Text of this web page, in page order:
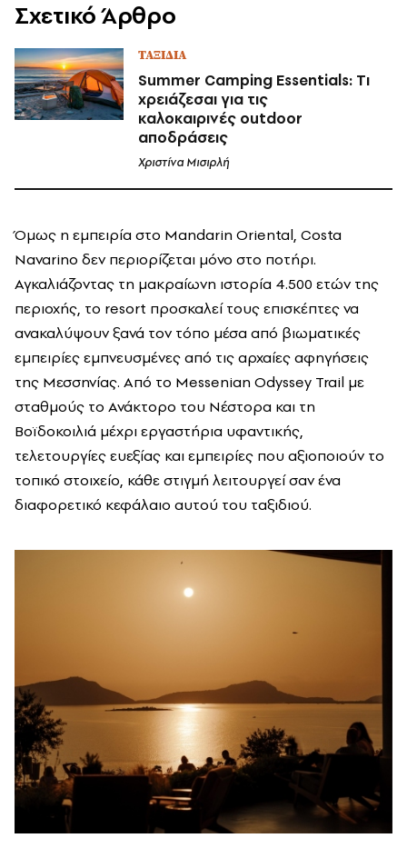
Σχετικό Άρθρο
ΤΑΞΙΔΙΑ
Summer Camping Essentials: Tι
χρειάζεσαι για τις
καλοκαιρινές outdoor
αποδράσεις
Χριστίνα Μισιρλή
Όμως η εμπειρία στο Mandarin Oriental, Costa
Navarino δεν περιορίζεται μόνο στο ποτήρι.
Αγκαλιάζοντας τη μακραίωνη ιστορία 4.500 ετών της
περιοχής, το resort προσκαλεί τους επισκέπτες να
ανακαλύψουν ξανά τον τόπο μέσα από βιωματικές
εμπειρίες εμπνευσμένες από τις αρχαίες αφηγήσεις
της Μεσσηνίας. Από το Messenian Odyssey Trail με
σταθμούς το Ανάκτορο του Νέστορα και τη
Βοϊδοκοιλιά μέχρι εργαστήρια υφαντικής,
τελετουργίες ευεξίας και εμπειρίες που αξιοποιούν το
τοπικό στοιχείο, κάθε στιγμή λειτουργεί σαν ένα
διαφορετικό κεφάλαιο αυτού του ταξιδιού.